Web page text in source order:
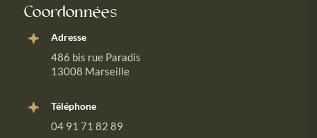
Coordonnées
Adresse
486 bis rue Paradis
13008 Marseille
Téléphone
04 91 71 82 89